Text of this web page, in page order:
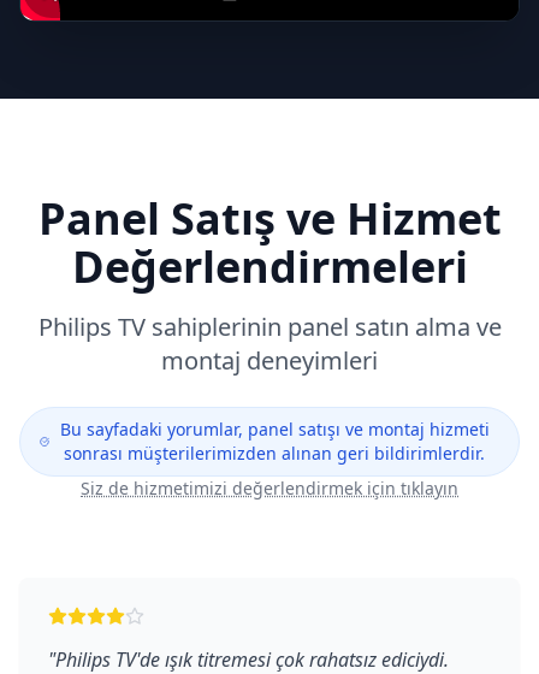
Panel Satış ve Hizmet
Değerlendirmeleri
Philips TV sahiplerinin panel satın alma ve
montaj deneyimleri
Bu sayfadaki yorumlar, panel satışı ve montaj hizmeti
sonrası müşterilerimizden alınan geri bildirimlerdir.
Siz de hizmetimizi değerlendirmek için tıklayın
"Philips TV'de ışık titremesi çok rahatsız ediciydi.